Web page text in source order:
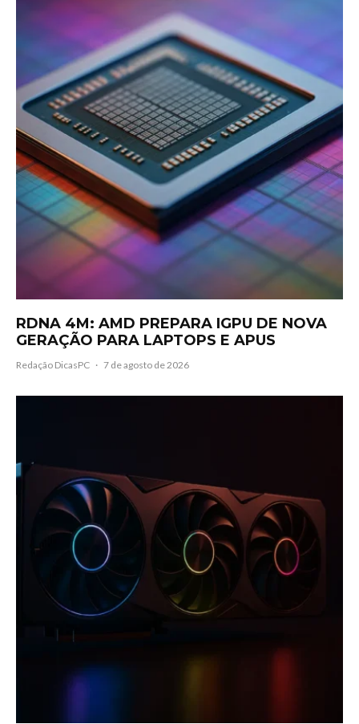
RDNA 4M: AMD PREPARA IGPU DE NOVA
GERAÇÃO PARA LAPTOPS E APUS
Redação DicasPC · 7 de agosto de 2026